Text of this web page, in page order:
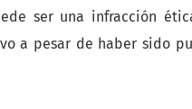
ser una infracción
a pesar de haber sido